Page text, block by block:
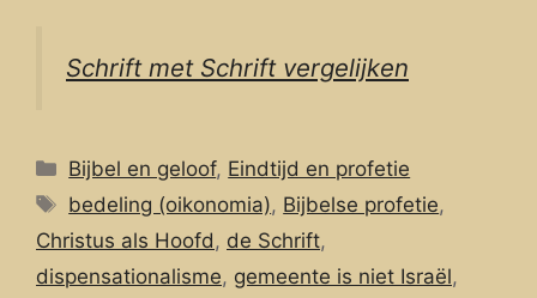
Schrift met Schrift vergelijken
Categorieën
Bijbel en geloof, Eindtijd en profetie
Tags
bedeling (oikonomia), Bijbelse profetie,
Christus als Hoofd , de Schrift,
dispensationalisme, gemeente is niet Israël,